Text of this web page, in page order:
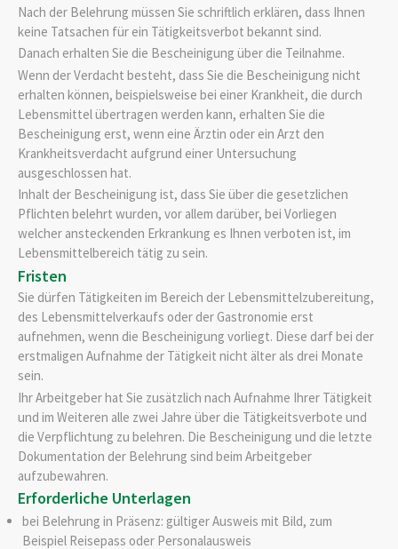
Nach der Belehrung müssen Sie schriftlich erklären, dass Ihnen
keine Tatsachen für ein Tätigkeitsverbot bekannt sind.
Danach erhalten Sie die Bescheinigung über die Teilnahme.
Wenn der Verdacht besteht, dass Sie die Bescheinigung nicht
erhalten können, beispielsweise bei einer Krankheit, die durch
Lebensmittel übertragen werden kann, erhalten Sie die
Bescheinigung erst, wenn eine Ärztin oder ein Arzt den
Krankheitsverdacht aufgrund einer Untersuchung
ausgeschlossen hat.
Inhalt der Bescheinigung ist, dass Sie über die gesetzlichen
Pflichten belehrt wurden, vor allem darüber, bei Vorliegen
welcher ansteckenden Erkrankung es Ihnen verboten ist, im
Lebensmittelbereich tätig zu sein.
Fristen
Sie dürfen Tätigkeiten im Bereich der Lebensmittelzubereitung,
des Lebensmittelverkaufs oder der Gastronomie erst
aufnehmen, wenn die Bescheinigung vorliegt. Diese darf bei der
erstmaligen Aufnahme der Tätigkeit nicht älter als drei Monate
sein.
Ihr Arbeitgeber hat Sie zusätzlich nach Aufnahme Ihrer Tätigkeit
und im Weiteren alle zwei Jahre über die Tätigkeitsverbote und
die Verpflichtung zu belehren. Die Bescheinigung und die letzte
Dokumentation der Belehrung sind beim Arbeitgeber
aufzubewahren.
Erforderliche Unterlagen
bei Belehrung in Präsenz: gültiger Ausweis mit Bild, zum
Beispiel Reisepass oder Personalausweis